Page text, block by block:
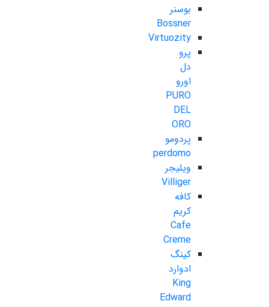
بوسنر
Bossner
Virtuozity
پرو
دل
اورو
PURO
DEL
ORO
پردومو
perdomo
ویلیجر
Villiger
کافه
کریم
Cafe
Creme
کینگ
ادوارد
King
Edward